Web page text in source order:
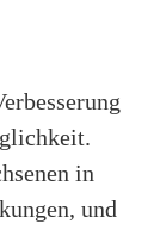
in
und